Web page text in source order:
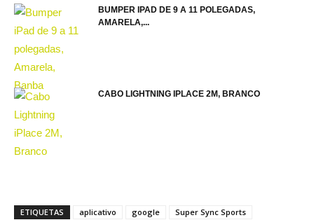
BUMPER IPAD DE 9 A 11 POLEGADAS,
AMARELA,...
CABO LIGHTNING IPLACE 2M, BRANCO
ETIQUETAS aplicativo google Super Sync Sports